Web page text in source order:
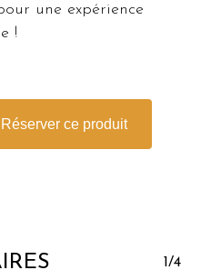
une expérience
!
Réserver ce produit
1/4